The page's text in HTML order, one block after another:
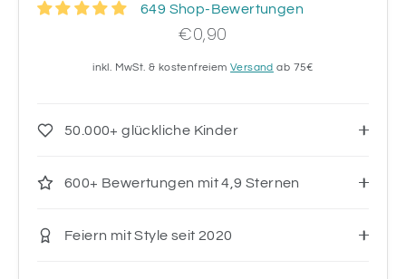
649 Shop-Bewertungen
€0,90
inkl. MwSt. & kostenfreiemVersand ab 75€
50.000+ glückliche Kinder
600+ Bewertungen mit 4,9 Sternen
Feiern mit Style seit 2020